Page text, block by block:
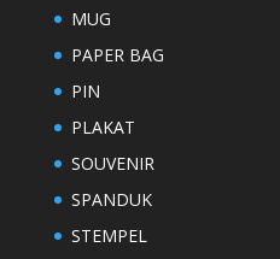
MUG
PAPER BAG
PIN
PLAKAT
SOUVENIR
SPANDUK
STEMPEL